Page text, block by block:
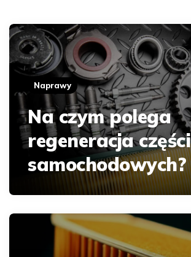
Naprawy
Na czym polega
regeneracja części
samochodowych?